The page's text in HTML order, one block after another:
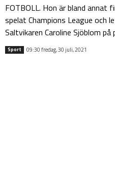
FOTBOLL. Hon är bland
spelat Champions League
Saltvikaren Caroline Sjöblom på
Sport 09:30 fredag, 30 juli, 2021